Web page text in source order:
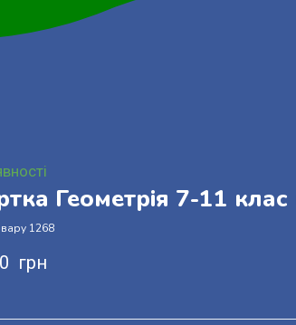
Геометрія 7-11 клас
1268
грн